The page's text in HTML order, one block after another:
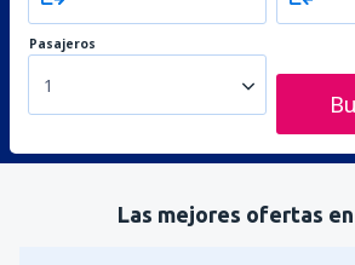
Pasajeros
1
Las mejores ofertas